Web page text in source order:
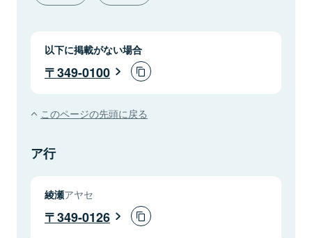
以下に掲載がない場合
349-0100
このページの先頭に戻る
ア行
綾瀬アヤセ
349-0126